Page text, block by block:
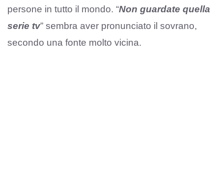
persone in tutto il mondo. “Non guardate quella
serie tv” sembra aver pronunciato il sovrano,
secondo una fonte molto vicina.